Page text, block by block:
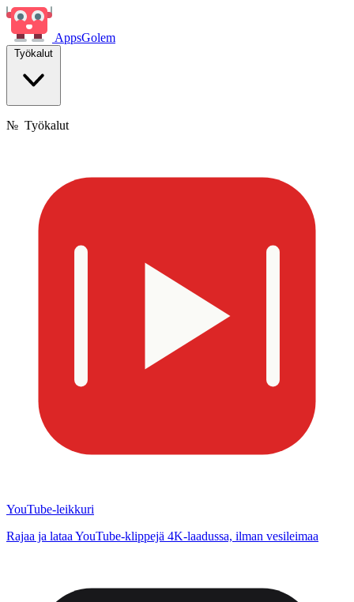
AppsGolem
Työkalut
№ Työkalut
YouTube-leikkuri
Rajaa ja lataa YouTube-klippejä 4K-laadussa, ilman vesileimaa